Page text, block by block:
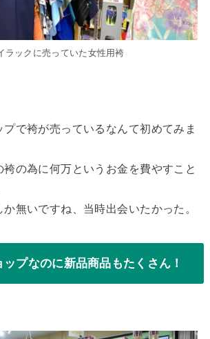
ラックに売っていた女性用袴
プで袴が売っているなんて初めてみま
の為に何万というお金を費やすこと
無いですね、当時出会いたかった。
ップなのに新品商品もたくさん！